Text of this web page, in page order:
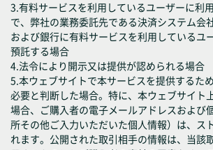
3.有料サービスを利用しているユーザーに利
で、弊社の業務委託先である決済システム会
および銀行に有料サービスを利用しているユ
預託する場合
4.法令により開示又は提供が認められる場合
5.本ウェブサイトで本サービスを提供するた
必要と判断した場合。特に、本ウェブサイト
場合、ご購入者の電子メールアドレスおよび
所その他ご入力いただいた個人情報）は、ス
れます。公開された取引相手の情報は、当該